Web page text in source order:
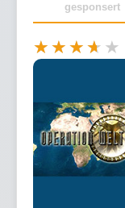
gesponsert